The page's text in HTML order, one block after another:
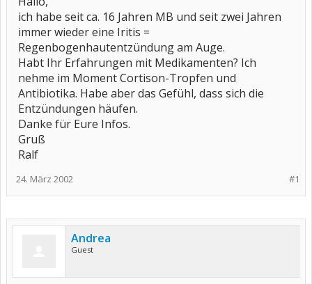
ich habe seit ca. 16 Jahren MB und seit zwei Jahren
immer wieder eine Iritis =
Regenbogenhautentzündung am Auge.
Habt Ihr Erfahrungen mit Medikamenten? Ich
nehme im Moment Cortison-Tropfen und
Antibiotika. Habe aber das Gefühl, dass sich die
Entzündungen häufen.
Danke für Eure Infos.
Gruß
Ralf
#1
24. März 2002
Andrea
Guest